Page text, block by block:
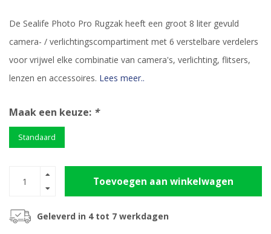
De Sealife Photo Pro Rugzak heeft een groot 8 liter gevuld
camera- / verlichtingscompartiment met 6 verstelbare verdelers
voor vrijwel elke combinatie van camera's, verlichting, flitsers,
lenzen en accessoires. Lees meer..
Maak een keuze: *
Standaard
Toevoegen aan winkelwagen
Geleverd in 4 tot 7 werkdagen